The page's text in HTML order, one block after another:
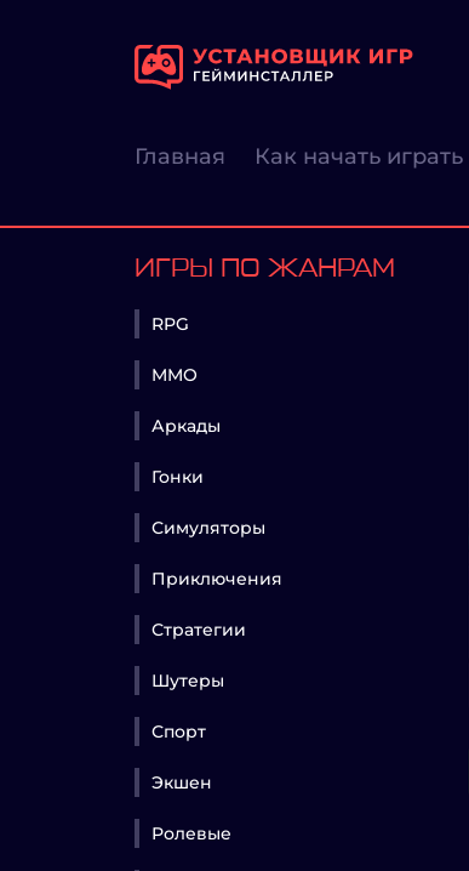
Главная Как начать играть
ИГРЫ ПО ЖАНРАМ
RPG
MMO
Аркады
Гонки
Симуляторы
Приключения
Стратегии
Шутеры
Спорт
Экшен
Ролевые